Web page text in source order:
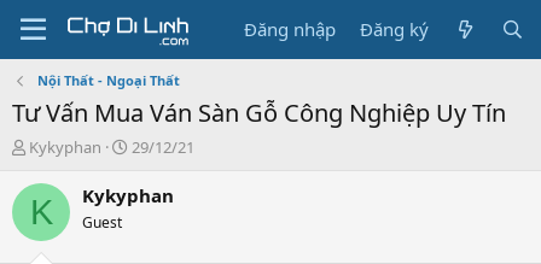
Đăng nhập Đăng ký
Nội Thất - Ngoại Thất
Tư Vấn Mua Ván Sàn Gỗ Công Nghiệp Uy Tín
T
r
a
Kykyphan
N
à
y
29/12/21
K Kykyphan
Guest